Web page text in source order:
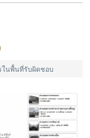
ในพื้นที่รับผิดชอบ